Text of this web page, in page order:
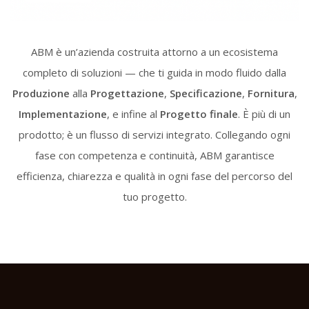
ABM è un’azienda costruita attorno a un ecosistema
completo di soluzioni — che ti guida in modo fluido dalla
Produzione alla Progettazione, Specificazione, Fornitura,
Implementazione, e infine al Progetto finale. È più di un
prodotto; è un flusso di servizi integrato. Collegando ogni
fase con competenza e continuità, ABM garantisce
efficienza, chiarezza e qualità in ogni fase del percorso del
tuo progetto.